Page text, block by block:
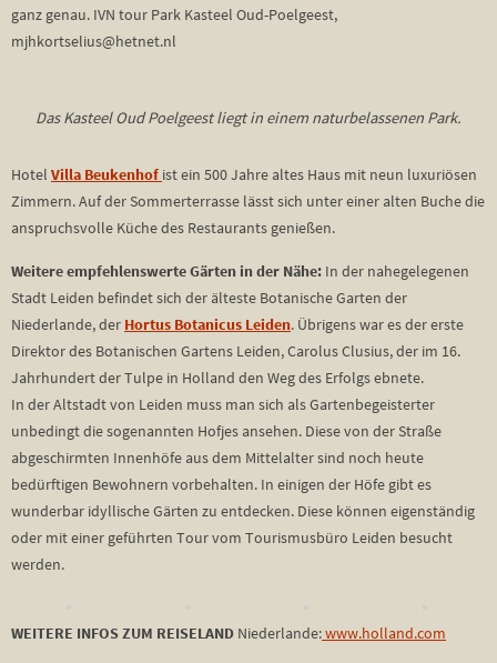
ganz genau. IVN tour Park Kasteel Oud-Poelgeest,
mjhkortselius@hetnet.nl
Das Kasteel Oud Poelgeest liegt in einem naturbelassenen Park.
Hotel Villa Beukenhof ist ein 500 Jahre altes Haus mit neun luxuriösen
Zimmern. Auf der Sommerterrasse lässt sich unter einer alten Buche die
anspruchsvolle Küche des Restaurants genießen.
Weitere empfehlenswerte Gärten in der Nähe: In der nahegelegenen
Stadt Leiden befindet sich der älteste Botanische Garten der
Niederlande, der Hortus Botanicus Leiden. Übrigens war es der erste
Direktor des Botanischen Gartens Leiden, Carolus Clusius, der im 16.
Jahrhundert der Tulpe in Holland den Weg des Erfolgs ebnete.
In der Altstadt von Leiden muss man sich als Gartenbegeisterter
unbedingt die sogenannten Hofjes ansehen. Diese von der Straße
abgeschirmten Innenhöfe aus dem Mittelalter sind noch heute
bedürftigen Bewohnern vorbehalten. In einigen der Höfe gibt es
wunderbar idyllische Gärten zu entdecken. Diese können eigenständig
oder mit einer geführten Tour vom Tourismusbüro Leiden besucht
werden.
WEITERE INFOS ZUM REISELAND Niederlande:www.holland.com